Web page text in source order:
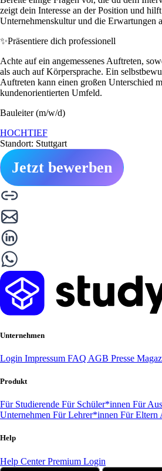
zeigt dein Interesse an der Position und
Unternehmenskultur und die Erwartungen
✨Präsentiere dich professionell
Achte auf ein angemessenes Auftreten,
als auch auf Körpersprache. Ein
Auftreten kann einen großen Unterschied
kundenorientierten Umfeld.
Bauleiter (m/w/d)
HOCHTIEF
Standort: Stuttgart
Jetzt bewerben
Unternehmen
Login Impressum FAQ AGB Presse
Produkt
Für Studierende Für Schüler*innen Für
Unternehmen Für Lehrer*innen Für Eltern
Help
Help CenterPremium Login